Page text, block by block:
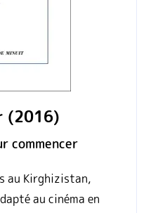
(2016)
commencer
au Kirghizistan,
au cinéma en